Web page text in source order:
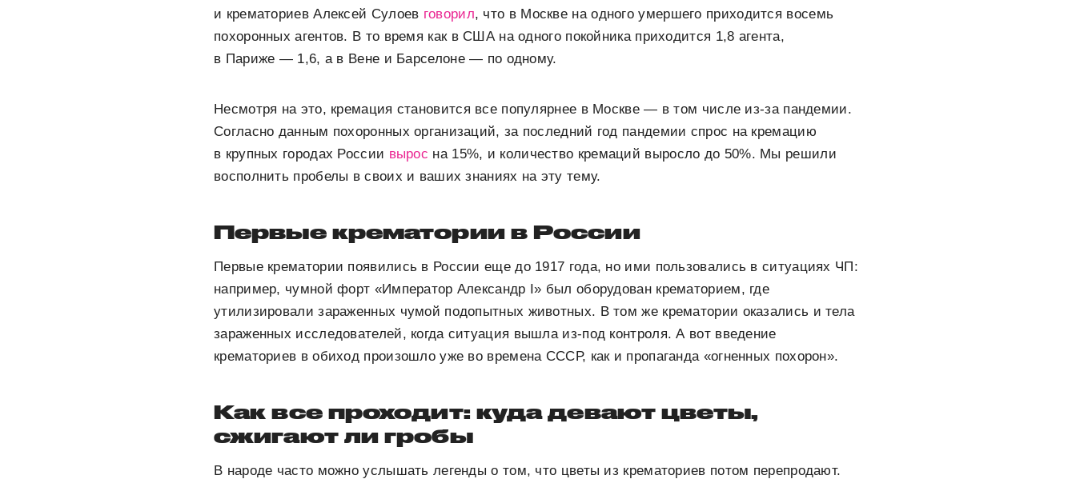
и крематориев Алексей Сулоев говорил, что в Москве на одного умершего приходится восемь
похоронных агентов. В то время как в США на одного покойника приходится 1,8 агента,
в Париже — 1,6, а в Вене и Барселоне — по одному.
Несмотря на это, кремация становится все популярнее в Москве — в том числе из-за пандемии.
Согласно данным похоронных организаций, за последний год пандемии спрос на кремацию
в крупных городах России вырос на 15%, и количество кремаций выросло до 50%. Мы решили
восполнить пробелы в своих и ваших знаниях на эту тему.
Первые крематории в России
Первые крематории появились в России еще до 1917 года, но ими пользовались в ситуациях ЧП:
например, чумной форт «Император Александр I» был оборудован крематорием, где
утилизировали зараженных чумой подопытных животных. В том же крематории оказались и тела
зараженных исследователей, когда ситуация вышла из-под контроля. А вот введение
крематориев в обиход произошло уже во времена СССР, как и пропаганда «огненных похорон».
Как все проходит: куда девают цветы,
сжигают ли гробы
В народе часто можно услышать легенды о том, что цветы из крематориев потом перепродают.